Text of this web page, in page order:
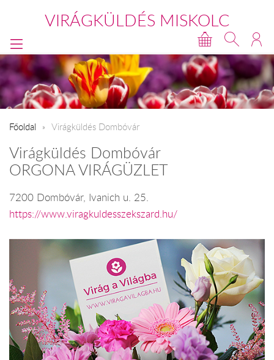
VIRÁGKÜLDÉS MISKOLC
Főoldal Virágküldés Dombóvár
Virágküldés Dombóvár
ORGONA VIRÁGÜZLET
7200 Dombóvár, Ivanich u. 25.
https://www.viragkuldesszekszard.hu/